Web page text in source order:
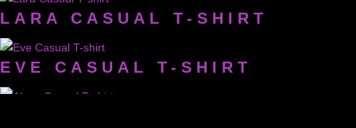
LARA CASUAL T-SHIRT
EVE CASUAL T-SHIRT